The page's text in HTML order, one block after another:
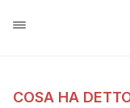
COSA HA